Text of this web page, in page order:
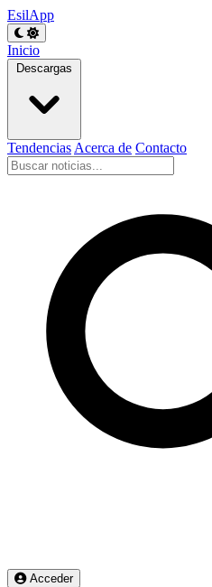
EsilApp
Inicio
Descargas
Tendencias Acerca de Contacto
Acceder